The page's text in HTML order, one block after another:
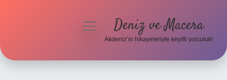
menüyü Deniz ve Macera
Akdeniz’in hikayeleriyle keyifli yolculuk!